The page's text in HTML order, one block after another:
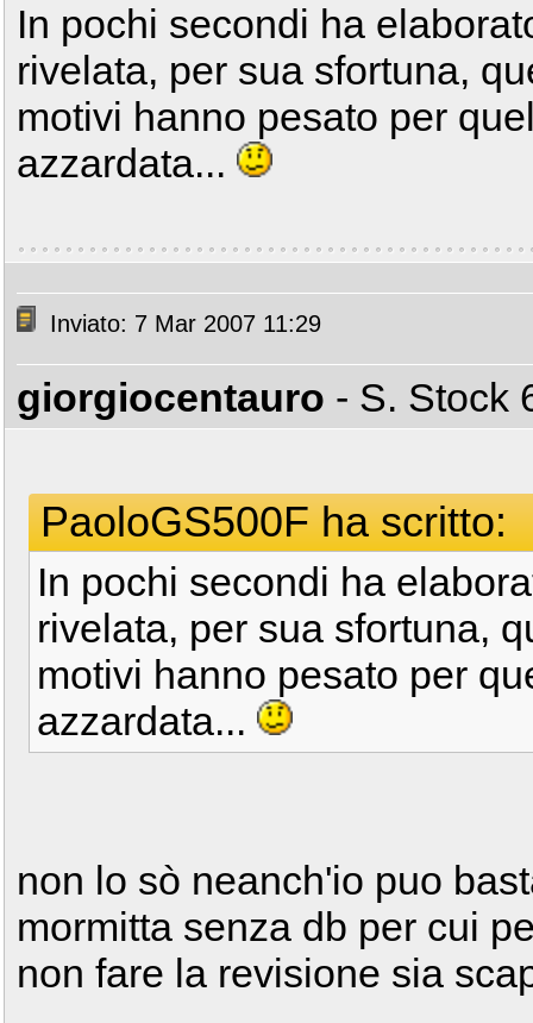
In pochi secondi ha
rivelata, per sua sfortuna,
motivi hanno pesato per
azzardata...
Inviato: 7 Mar 2007 11:29
giorgiocentauro - S. Stock
PaoloGS500F ha scritto:
In pochi secondi ha
rivelata, per sua sfortuna,
motivi hanno pesato per
azzardata...
non lo sò neanch'io puo
mormitta senza db per cui
non fare la revisione sia